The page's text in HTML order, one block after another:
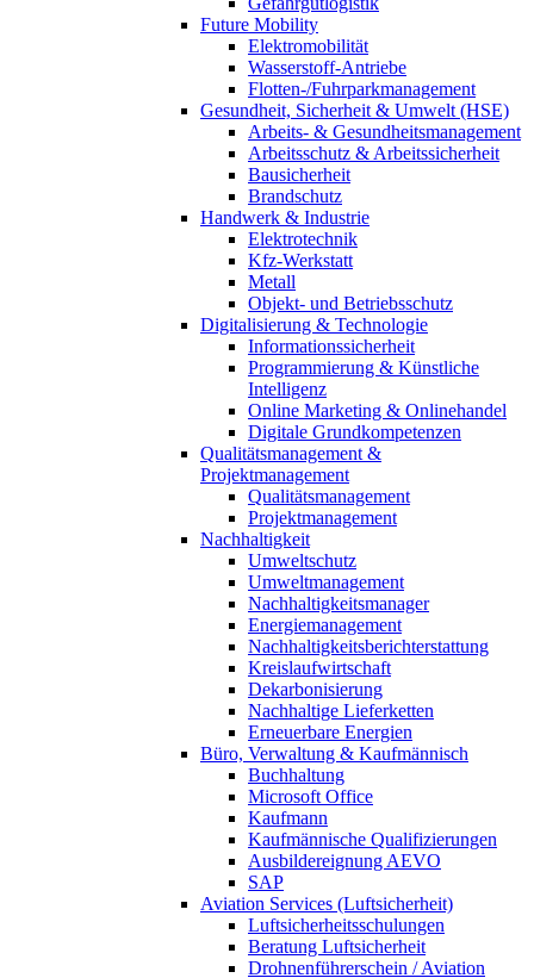
Future Mobility
Elektromobilität
Wasserstoff-Antriebe
Flotten-/Fuhrparkmanagement
Gesundheit, Sicherheit & Umwelt (HSE)
Arbeits- & Gesundheitsmanagement
Arbeitsschutz & Arbeitssicherheit
Bausicherheit
Brandschutz
Handwerk & Industrie
Elektrotechnik
Kfz-Werkstatt
Metall
Objekt- und Betriebsschutz
Digitalisierung & Technologie
Informationssicherheit
Programmierung & Künstliche
Intelligenz
Online Marketing & Onlinehandel
Digitale Grundkompetenzen
Qualitätsmanagement &
Projektmanagement
Qualitätsmanagement
Projektmanagement
Nachhaltigkeit
Umweltschutz
Umweltmanagement
Nachhaltigkeitsmanager
Energiemanagement
Nachhaltigkeitsberichterstattung
Kreislaufwirtschaft
Dekarbonisierung
Nachhaltige Lieferketten
Erneuerbare Energien
Büro, Verwaltung & Kaufmännisch
Buchhaltung
Microsoft Office
Kaufmann
Kaufmännische Qualifizierungen
Ausbildereignung AEVO
SAP
Aviation Services (Luftsicherheit)
Luftsicherheitsschulungen
Beratung Luftsicherheit
Drohnenführerschein / Aviation